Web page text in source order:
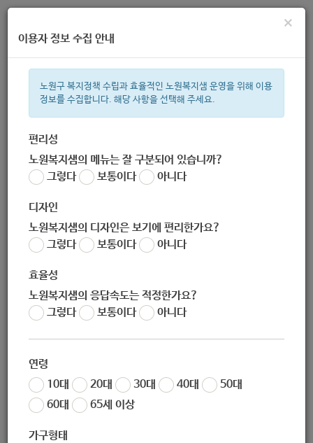
주간 인기검색어
한눈으로 보는 복지 정보
×
이용자 정보 수집 안내
노원구 복지정책 수립과 효율적인 노원복지샘 운영을 위해 이용
정보를 수집합니다. 해당 사항을 선택해 주세요.
편리성
노원복지샘의 메뉴는 잘 구분되어 있습니까?
그렇다
보통이다 아니다
디자인
노원복지샘의 디자인은 보기에 편리한가요?
그렇다
보통이다 아니다
효율성
노원복지샘의 응답속도는 적정한가요?
그렇다
보통이다 아니다
연령
10대
20대 30대 40대
50대
60대
65세 이상
가구형태
[KT&G복지재단] 2020년 8월 상상펀드의료비지원(아동) 신청
안내(~7/20)
작성자 노원 복지샘
작성일 2020-07-08 21:44
청소년을 추천받고자 아래와 같이 온라인 신청서를 접수중
관 업무에 참고바랍니다.
- 아 래 -